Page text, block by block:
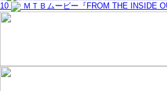
10
ＭＴＢムービー『FROM THE INSIDE